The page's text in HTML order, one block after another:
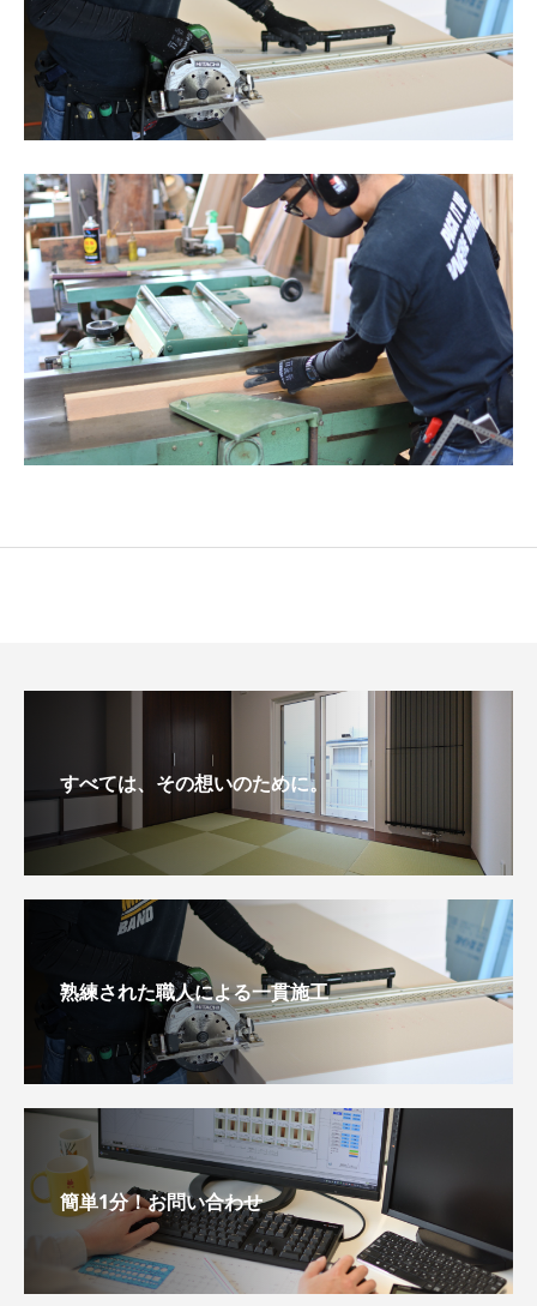
すべては、その想いのために。
熟練された職人による一貫施工
簡単1分！お問い合わせ